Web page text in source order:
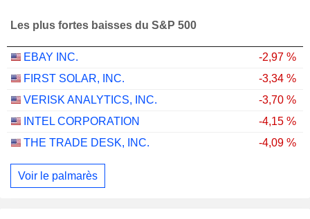
Les plus fortes baisses du S&P 500
EBAY INC.
-2,97 %
FIRST SOLAR, INC.
-3,34 %
VERISK ANALYTICS, INC.
-3,70 %
INTEL CORPORATION
-4,15 %
THE TRADE DESK, INC.
-4,09 %
Voir le palmarès